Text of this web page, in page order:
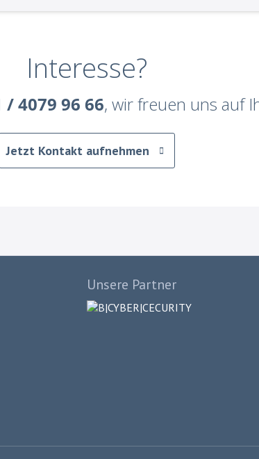
Interesse?
/ 4079 96 66, wir freuen uns auf
Jetzt Kontakt aufnehmen
Unsere Partner